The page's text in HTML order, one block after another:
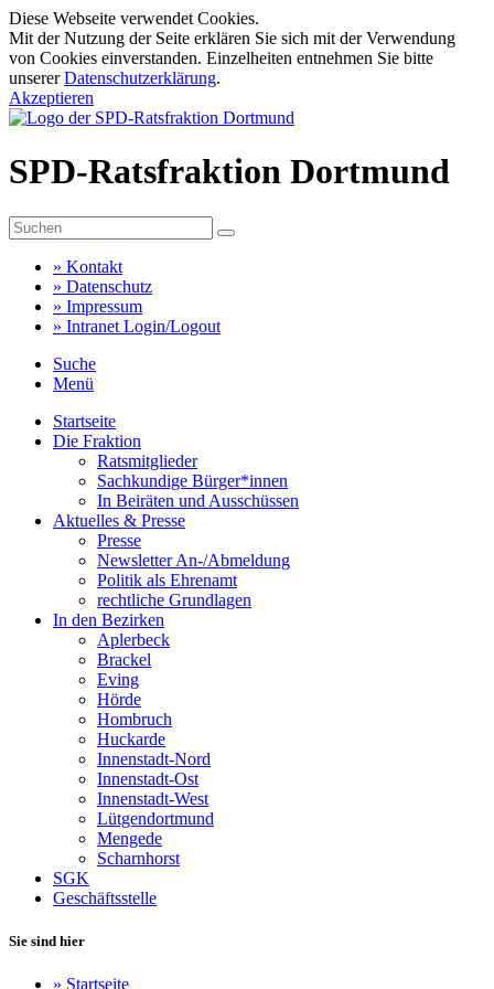
Diese Webseite verwendet Cookies.
Mit der Nutzung der Seite erklären Sie sich mit der Verwendung
von Cookies einverstanden. Einzelheiten entnehmen Sie bitte
unsererDatenschutzerklärung.
Akzeptieren
SPD-Ratsfraktion Dortmund
» Kontakt
» Datenschutz
» Impressum
» Intranet Login/Logout
Suche
Menü
Startseite
Die Fraktion
Ratsmitglieder
Sachkundige Bürger*innen
In Beiräten und Ausschüssen
Aktuelles & Presse
Presse
Newsletter An-/Abmeldung
Politik als Ehrenamt
rechtliche Grundlagen
In den Bezirken
Aplerbeck
Brackel
Eving
Hörde
Hombruch
Huckarde
Innenstadt-Nord
Innenstadt-Ost
Innenstadt-West
Lütgendortmund
Mengede
Scharnhorst
SGK
Geschäftsstelle
Sie sind hier
» Startseite